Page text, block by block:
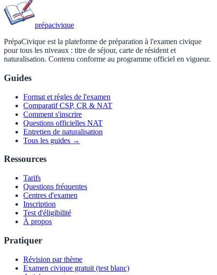
prépacivique
PrépaCivique est la plateforme de préparation à l'examen civique
pour tous les niveaux : titre de séjour, carte de résident et
naturalisation. Contenu conforme au programme officiel en vigueur.
Guides
Format et règles de l'examen
Comparatif CSP, CR & NAT
Comment s'inscrire
Questions officielles NAT
Entretien de naturalisation
Tous les guides →
Ressources
Tarifs
Questions fréquentes
Centres d'examen
Inscription
Test d'éligibilité
À propos
Pratiquer
Révision par thème
Examen civique gratuit (test blanc)